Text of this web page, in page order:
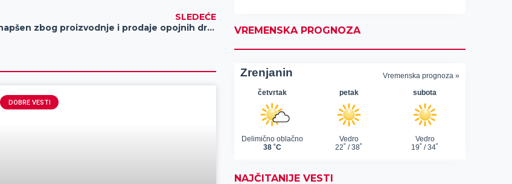
SLEDEĆE
Uhapšen zbog proizvodnje i prodaje opojnih droga
DOBRE VESTI
VREMENSKA PROGNOZA
NAJČITANIJE VESTI